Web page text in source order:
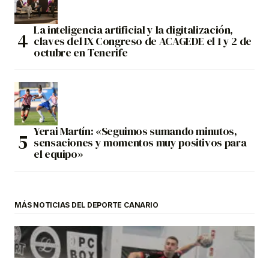
La inteligencia artificial y la digitalización,
claves del IX Congreso de ACAGEDE el 1 y 2 de
octubre en Tenerife
Yerai Martín: «Seguimos sumando minutos,
sensaciones y momentos muy positivos para
el equipo»
MÁS NOTICIAS DEL DEPORTE CANARIO